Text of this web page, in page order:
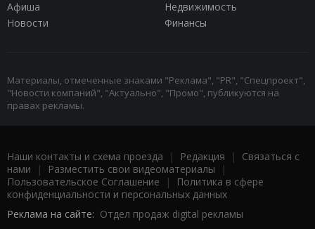
Афиша
Недвижимость
Новости
Финансы
Материалы, отмеченные знаками "Реклама", "PR", "Спецпроект",
"Новости компаний", "Актуально", "Промо", публикуются на
правах рекламы.
Наши контакты и схема проезда | Редакция | Связаться с
нами | Разместить свои видеоматериалы |
Пользовательское Соглашение |
Политика в сфере
конфиденциальности и персональных данных
Реклама на сайте: Отдел продаж digital рекламы